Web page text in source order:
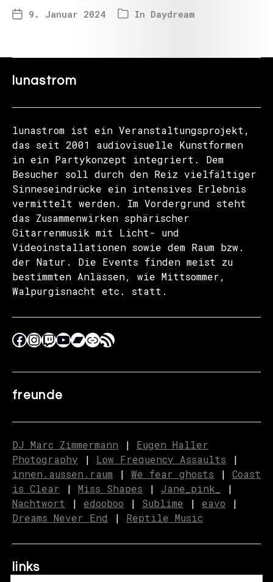
9. Januar 2024 In Daydream
lunastrom
lunastrom ist ein Veranstaltungsprojekt,
das seit 2001 audiovisuelle Kunstformen
in ein Partykonzept integriert. Dem
Besucher soll durch den Reiz vielfältiger
Sinneseindrücke ein intensives Erlebnis
vermittelt werden. Im Vordergrund steht
das Zusammenwirken sphärischer
Gitarrenmusik mit Licht- und
Videoinstallationen sowie dem Raum bzw.
der Natur. Die Events finden meist zu
bestimmten Anlässen, wie Mittsommer,
Walpurgisnacht etc. statt.
freunde
DJ Marc Zimmermann | Eugen Haller
Photography | Low Frequency Assaults |
innen.aussen.raum | We fear ghosts | Coast
is Clear | Miss Shapes | Jane_pink_
|
Nachtwort | edooboo | Sublime | eavo |
Dreams Never End | Reptile Music
links